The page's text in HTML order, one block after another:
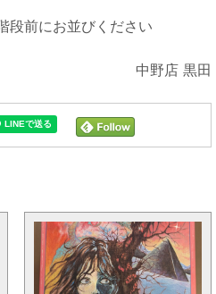
段前にお並びください
中野店 黒田